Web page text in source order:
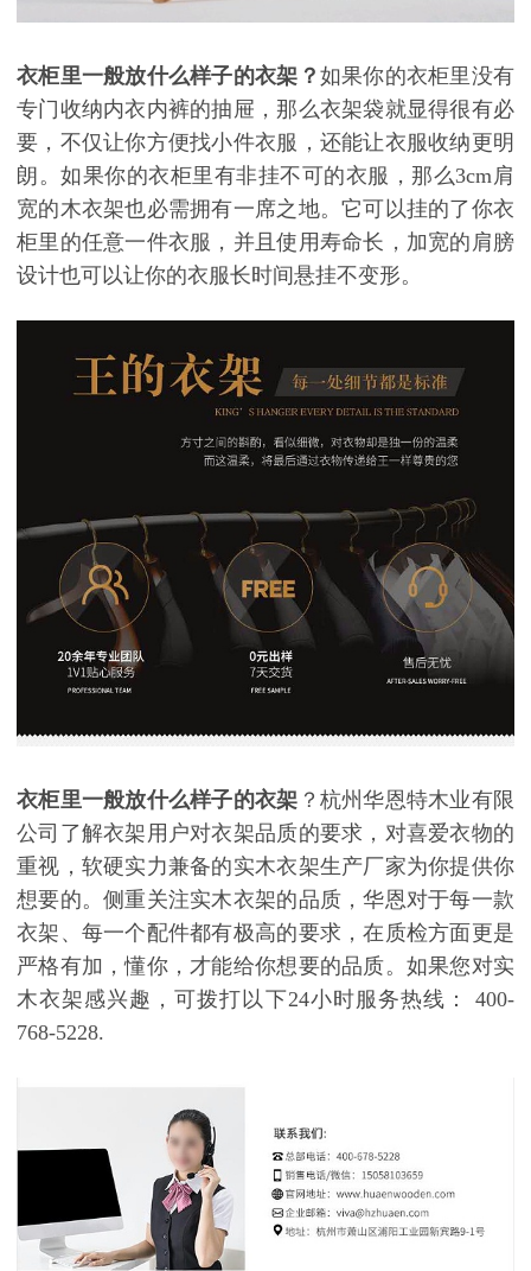
衣柜里一般放什么样子的衣架？ 如果你的衣柜里没有
专门收纳内衣内裤的抽屉，那么衣架袋就显得很有必
要，不仅让你方便找小件衣服，还能让衣服收纳更明
朗。如果你的衣柜里有非挂不可的衣服，那么3cm肩
宽的木衣架也必需拥有一席之地。它可以挂的了你衣
柜里的任意一件衣服，并且使用寿命长，加宽的肩膀
设计也可以让你的衣服长时间悬挂不变形。
衣柜里一般放什么样子的衣架 ？杭州华恩特木业有限
公司了解衣架用户对衣架品质的要求，对喜爱衣物的
重视，软硬实力兼备的实木衣架生产厂家为你提供你
想要的。侧重关注实木衣架的品质，华恩对于每一款
衣架、每一个配件都有极高的要求，在质检方面更是
严格有加，懂你，才能给你想要的品质。如果您对实
木衣架感兴趣，可拨打以下24小时服务热线：
400-
768-5228.